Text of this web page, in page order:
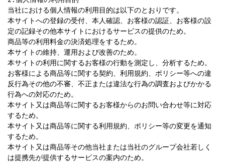
当社における個人情報の利用目的は以下のとおりです。
本サイトへの登録の受付、本人確認、お客様の認証、お客様の設
定の記録その他本サイトにおけるサービスの提供のため。
商品等の利用料金の決済処理をするため。
本サイトの維持、運用および改善のため。
本サイトの利用に関するお客様の行動を測定し、分析するため。
お客様による商品等に関する契約、利用規約、ポリシー等への違
反行為その他の不審、不正または違法な行為の調査およびかかる
行為への対応のため。
本サイト又は商品等に関するお客様からのお問い合わせ等に対応
するため。
本サイト又は商品等に関する利用規約、ポリシー等の変更を通知
するため。
本サイト又は商品等その他当社または当社のグループ会社若しく
は提携先が提供するサービスの案内のため。